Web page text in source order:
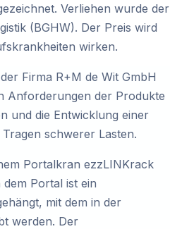
Verliehen wurde der
(BGHW). Der Preis wird
wirken.
Firma R+M de Wit GmbH
Anforderungen der Produkte
und die Entwicklung einer
schwerer Lasten.
Portalkran ezzLINKrack
Portal ist ein
mit dem in der
werden. Der